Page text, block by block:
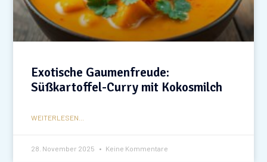
Exotische Gaumenfreude:
Süßkartoffel-Curry mit Kokosmilch
WEITERLESEN...
28. November 2025 Keine Kommentare